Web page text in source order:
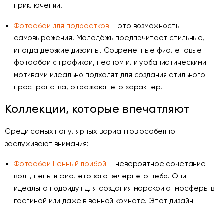
приключений.
Фотообои для подростков — это возможность
самовыражения. Молодёжь предпочитает стильные,
иногда дерзкие дизайны. Современные фиолетовые
фотообои с графикой, неоном или урбанистическими
мотивами идеально подходят для создания стильного
пространства, отражающего характер.
Коллекции, которые впечатляют
Среди самых популярных вариантов особенно
заслуживают внимания:
Фотообои Пенный прибой — невероятное сочетание
волн, пены и фиолетового вечернего неба. Они
идеально подойдут для создания морской атмосферы в
гостиной или даже в ванной комнате. Этот дизайн